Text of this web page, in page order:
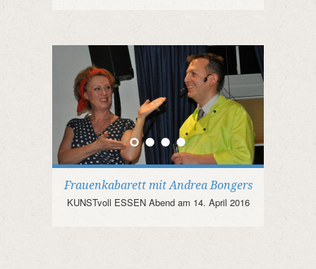
Frauenkabarett mit Andrea Bongers
KUNSTvoll ESSEN Abend am 14. April 2016